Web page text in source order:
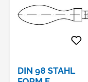
DIN 98 STAHL